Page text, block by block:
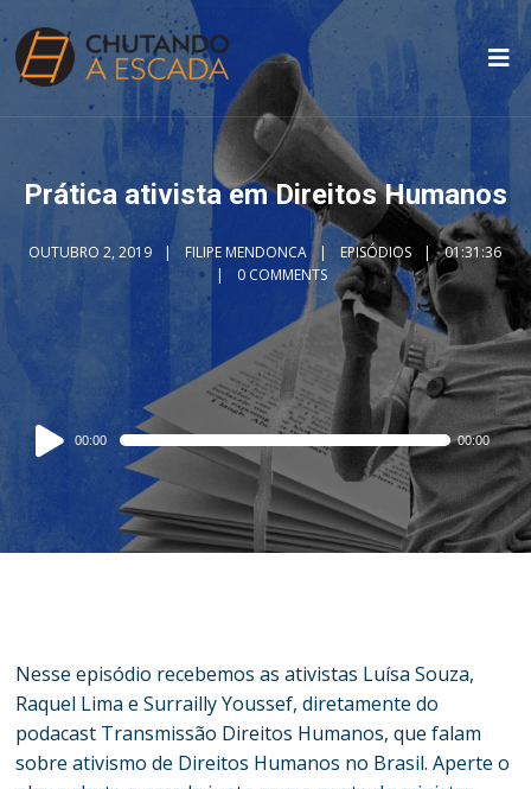
Prática ativista em Direitos Humanos
OUTUBRO 2, 2019 FILIPE MENDONCA EPISÓDIOS
01:31:36
0 COMMENTS
Audio
Player
00:00 00:00
Nesse episódio recebemos as ativistas Luísa Souza,
Raquel Lima e Surrailly Youssef, diretamente do
podacast Transmissão Direitos Humanos, que falam
sobre ativismo de Direitos Humanos no Brasil. Aperte o